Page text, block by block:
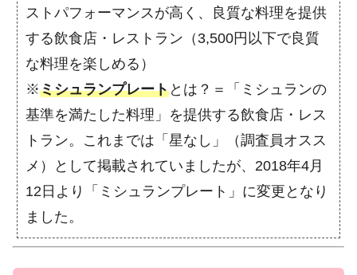
ストパフォーマンスが高く、良質な料理を提供
する飲食店・レストラン（3,500円以下で良質
な料理を楽しめる）
※ミシュランプレートとは？＝「ミシュランの
基準を満たした料理」を提供する飲食店・レス
トラン。これまでは「星なし」（調査員オスス
メ）として掲載されていましたが、2018年4月
12日より「ミシュランプレート」に変更となり
ました。